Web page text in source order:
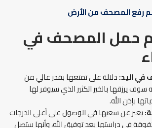
رفع المصحف من الأرض
حمل المصحف في
اليد:دلالة على تمتعها بقدر عالي من
سوف يرزقها بالخير الكثير الذي سيوفر لها
بإذن الله.
يعبر عن سعيها في الوصول على أعلى الدرجات
في دراستها بعد توفيق الله، وأنها ستصل